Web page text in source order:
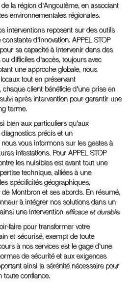
la région d'Angoulême, en associant
environnementales régionales.
interventions reposent sur des outils
d'innovation. APPEL STOP
sa capacité à intervenir dans des
difficiles d'accès, toujours avec
une approche globale, nous
tout en préservant
chaque client bénéficie d'une prise en
après intervention pour garantir une
terme.
bien aux particuliers qu'aux
diagnostics précis et un
vous informons sur les gestes à
infestations. Pour APPEL STOP
les nuisibles est avant tout une
technique, alliées à une
spécificités géographiques,
Montbron et ses abords. En résumé,
à intégrer nos solutions dans un
une intervention efficace et durable.
faire pour transformer votre
et sécurisé, exempt de toute
à nos services est le gage d'une
de sécurité et aux exigences
ainsi la sérénité nécessaire pour
toute confiance.